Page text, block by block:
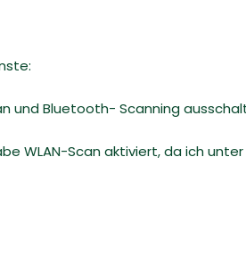
und Bluetooth- Scanning
WLAN-Scan aktiviert, da ich